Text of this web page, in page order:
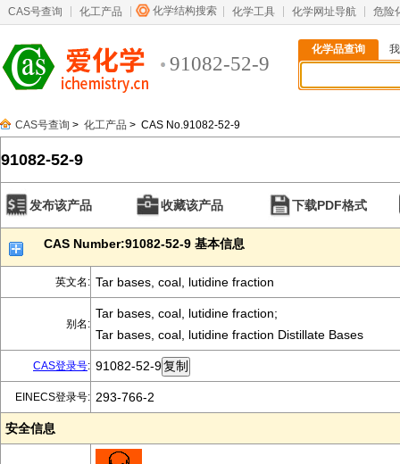
CAS号查询 化工产品 化学结构搜索 化学工具 化学网址导航 危险
91082-52-9
化学品查询
CAS号查询 > 化工产品 > CAS No.91082-52-9
91082-52-9
发布该产品 收藏该产品 下载PDF格式
CAS Number:91082-52-9 基本信息
英文名: Tar bases, coal, lutidine fraction
别名:
Tar bases, coal, lutidine fraction;
Tar bases, coal, lutidine fraction Distillate Bases
CAS登录号: 91082-52-9
EINECS登录号: 293-766-2
安全信息